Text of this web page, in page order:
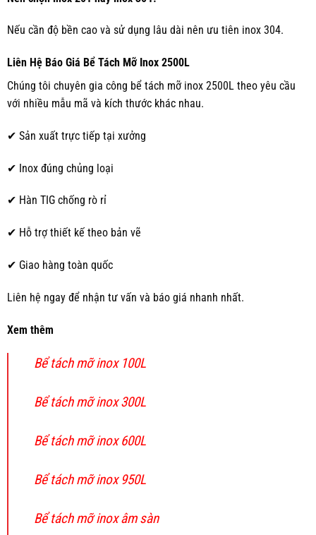
Nếu cần độ bền cao và sử dụng lâu dài nên ưu tiên inox 304.
Liên Hệ Báo Giá Bể Tách Mỡ Inox 2500L
Chúng tôi chuyên gia công bể tách mỡ inox 2500L theo yêu cầu
với nhiều mẫu mã và kích thước khác nhau.
✔ Sản xuất trực tiếp tại xưởng
✔ Inox đúng chủng loại
✔ Hàn TIG chống rò rỉ
✔ Hỗ trợ thiết kế theo bản vẽ
✔ Giao hàng toàn quốc
Liên hệ ngay để nhận tư vấn và báo giá nhanh nhất.
Xem thêm
Bể tách mỡ inox 100L
Bể tách mỡ inox 300L
Bể tách mỡ inox 600L
Bể tách mỡ inox 950L
Bể tách mỡ inox âm sàn